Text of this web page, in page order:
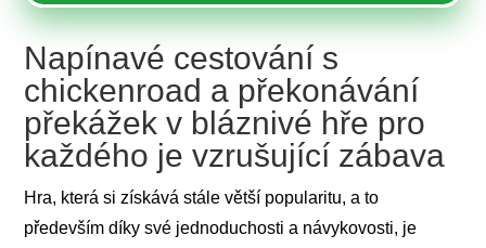
Napínavé cestování s
chickenroad a překonávání
překážek v bláznivé hře pro
každého je vzrušující zábava
Hra, která si získává stále větší popularitu, a to
především díky své jednoduchosti a návykovosti, je